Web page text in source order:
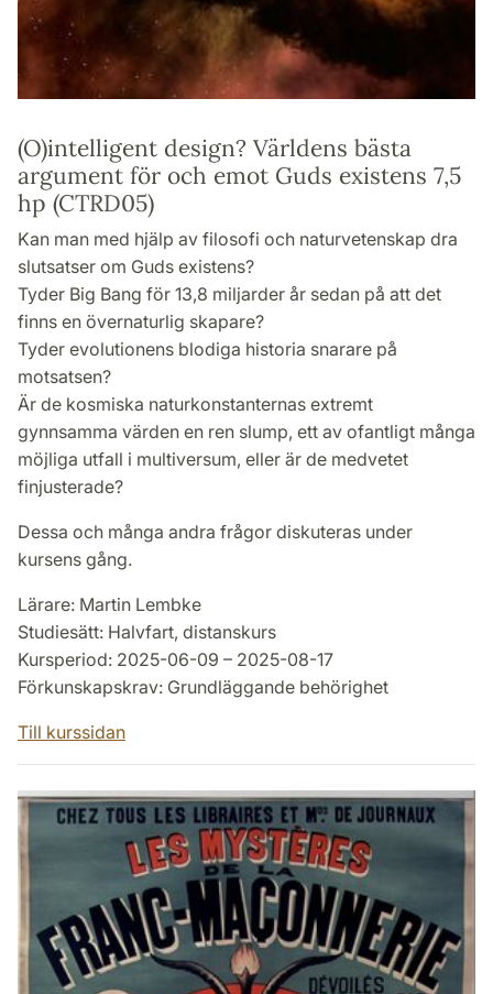
(O)intelligent design? Världens bästa
argument för och emot Guds existens 7,5
hp (CTRD05)
Kan man med hjälp av filosofi och naturvetenskap dra
slutsatser om Guds existens?
Tyder Big Bang för 13,8 miljarder år sedan på att det
finns en övernaturlig skapare?
Tyder evolutionens blodiga historia snarare på
motsatsen?
Är de kosmiska naturkonstanternas extremt
gynnsamma värden en ren slump, ett av ofantligt många
möjliga utfall i multiversum, eller är de medvetet
finjusterade?
Dessa och många andra frågor diskuteras under
kursens gång.
Lärare: Martin Lembke
Studiesätt: Halvfart, distanskurs
Kursperiod: 2025-06-09 – 2025-08-17
Förkunskapskrav: Grundläggande behörighet
Till kurssidan